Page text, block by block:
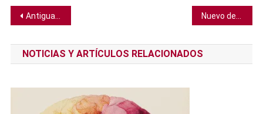
Navegación
de
entradas
Antigua y gigantesca estrella explotó de una forma que no creíamos posible
NOTICIAS Y ARTÍCULOS RELACIONADOS